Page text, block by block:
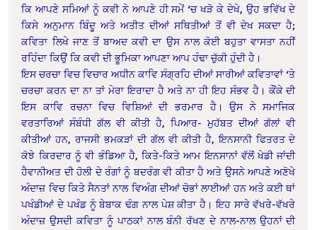
ਕਿ ਆਪਣੇ ਸਮਿਆਂ ਨੂੰ ਕਵੀ ਨੇ ਆਪਣੇ ਹੀ ਸਮੇਂ ‘ਚ ਖੜੋ ਕੇ ਦੇਖੇ, ਉਹ ਭਵਿੱਖ ਦੇ
ਕਿਸੇ ਅਨੁਮਾਨ ਬਿੰਦੂ ਅਤੇ ਅਤੀਤ ਦੀਆਂ ਸਥਿਤੀਆਂ ਤੋਂ ਵੀ ਦੇਖ ਸਕਦਾ ਹੈ;
ਕਵਿਤਾ ਲਿਖੇ ਜਾਣ ਤੋਂ ਬਾਅਦ ਕਵੀ ਦਾ ਉਸ ਨਾਲ ਕੋਈ ਬਹੁਤਾ ਵਾਸਤਾ ਨਹੀਂ
ਰਹਿੰਦਾ ਕਿਉਂ ਕਿ ਕਵੀ ਦੀ ਭੂਮਿਕਾ ਆਪਣਾ ਆਪ ਹੰਢਾ ਚੁੱਕੀ ਹੁੰਦੀ ਹੈ।
ਇਸ ਚਰਚਾ ਵਿਚ ਵਿਚਾਰ ਅਧੀਨ ਕਾਵਿ ਸੰਗ੍ਰਹਿ ਦੀਆਂ ਸਾਰੀਆਂ ਕਵਿਤਾਵਾਂ ‘ਤੇ
ਚਰਚਾ ਕਰਨ ਦਾ ਨਾ ਤਾਂ ਮੇਰਾ ਇਰਾਦਾ ਹੈ ਅਤੇ ਨਾ ਹੀ ਇਹ ਸੰਭਵ ਹੈ। ਕੌਂਕੇ ਦੀ
ਇਸ ਕਾਵਿ ਰਚਨਾ ਵਿਚ ਵਿਸ਼ਿਆਂ ਦੀ ਭਰਮਾਰ ਹੈ। ਉਸ ਨੇ ਸਮਾਜਿਕ
ਵਰਤਾਰਿਆਂ ਸੰਬੰਧੀ ਗੱਲ ਵੀ ਕੀਤੀ ਹੈ, ਪਿਆਰ- ਮੁਹੱਬਤ ਦੀਆਂ ਗੱਲਾਂ ਵੀ
ਕੀਤੀਆਂ ਹਨ, ਰਾਜਸੀ ਭਮਕੜਾਂ ਦੀ ਗੱਲ ਵੀ ਕੀਤੀ ਹੈ, ਇਨਸਾਨੀ ਫਿਤਰਤ ਦੇ
ਕੋਝੇ ਕਿਰਦਾਰ ਨੂੰ ਵੀ ਭੰਡਿਆ ਹੈ, ਕਿਤੇ-ਕਿਤੇ ਆਮ ਇਨਸਾਨਾਂ ਵੱਲੋਂ ਖੇਡੀ ਜਾਂਦੀ
ਹੈਵਾਨੀਅਤ ਦੀ ਹੋਲੀ ਦੇ ਰੰਗਾਂ ਨੂੰ ਬਦਰੰਗ ਵੀ ਕੀਤਾ ਹੈ ਅਤੇ ਉਸਨੇ ਆਪਣੇ ਅਣੋਖੇ
ਅੰਦਾਜ਼ ਵਿਚ ਕਿਤੇ ਸੈਨਤਾਂ ਨਾਲ ਵਿਅੰਗ ਦੀਆਂ ਚੋਭਾਂ ਲਾਈਆਂ ਹਨ ਅਤੇ ਕਈ ਥਾਂ
ਪਖੰਡੀਆਂ ਦੇ ਪਖੰਡ ਨੂੰ ਬੇਬਾਕ ਢੰਗ ਨਾਲ ਪੇਸ਼ ਕੀਤਾ ਹੈ। ਇਹ ਸਾਰੇ ਵੱਖਰੇ-ਵੱਖਰੇ
ਅੰਦਾਜ਼ ਉਸਦੀ ਕਵਿਤਾ ਨੂੰ ਪਾਠਕਾਂ ਨਾਲ ਬੰਨੀ ਰੱਖਣ ਦੇ ਨਾਲ-ਨਾਲ ਉਹਨਾਂ ਦੀ